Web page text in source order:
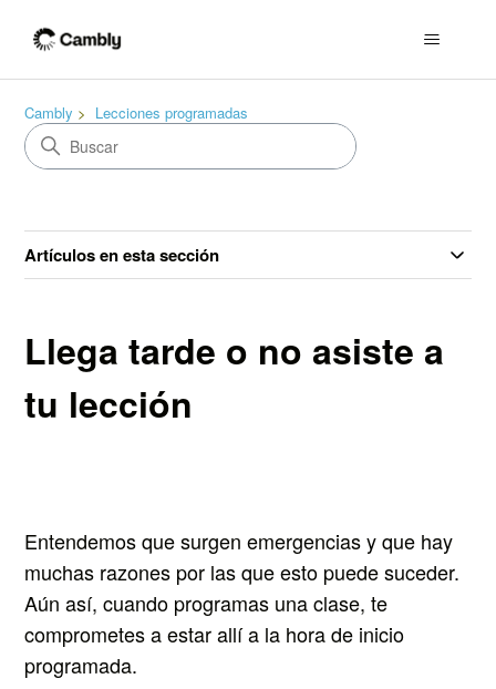
Cambly Lecciones programadas
Artículos en esta sección
Llega tarde o no asiste a
tu lección
Entendemos que surgen emergencias y que hay
muchas razones por las que esto puede suceder.
Aún así, cuando programas una clase, te
comprometes a estar allí a la hora de inicio
programada.